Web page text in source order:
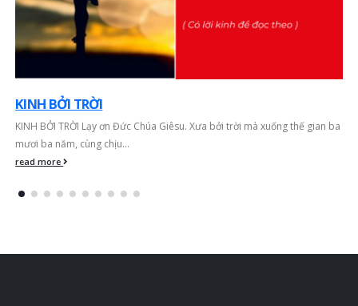
KINH LẠY NỮ VƯƠNG
KINH LẠY NỮ VƯƠNG Lạy Nữ Vương, Mẹ nhân lành, làm cho chúng con
được sống, được vui, được cậy, thân...
read more